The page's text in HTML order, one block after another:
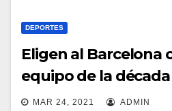
DEPORTES
Eligen al Barcelona
equipo de la década
MAR 24, 2021 ADMIN